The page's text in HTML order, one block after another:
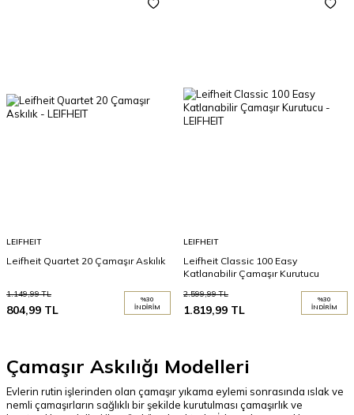
LEIFHEIT
Leifheit Quartet 20 Çamaşır Askılık
1.149,99TL
804,99 TL
%30
İNDIRIM
LEIFHEIT
Leifheit Classic 100 Easy
Katlanabilir Çamaşır Kurutucu
2.599,99TL
1.819,99 TL
%30
İNDIRIM
Çamaşır Askılığı Modelleri
Evlerin rutin işlerinden olan çamaşır yıkama eylemi sonrasında ıslak ve
nemli çamaşırların sağlıklı bir şekilde kurutulması çamaşırlık ve